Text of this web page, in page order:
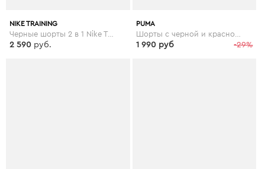
NIKE TRAINING
Черные шорты 2 в 1 Nike Training Flex - Черный
2 590 руб.
PUMA
Шорты с черной и красной отделкой Puma Football - Черный
-29%
1 990 руб